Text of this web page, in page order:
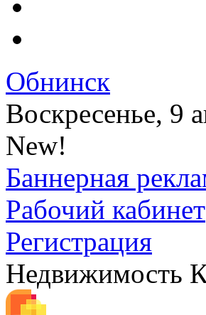
Обнинск
Воскресенье, 9
New!
Баннерная
Рабочий кабинет
Регистрация
Недвижимость